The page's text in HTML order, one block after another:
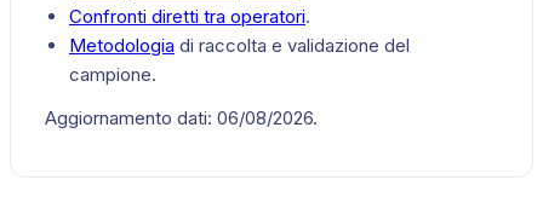
Confronti diretti tra operatori.
Metodologia di raccolta e validazione del
campione.
Aggiornamento dati: 06/08/2026.